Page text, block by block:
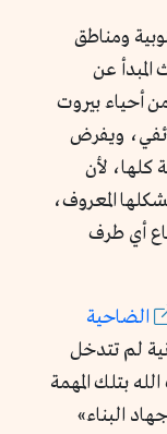
ومناطق
عن
أحياء بيروت
ويفرض
كلها، لأن
المعروف،
أي طرف
الضاحية
اللبنانية لم تتدخل
بتلك المهمة
البناء»